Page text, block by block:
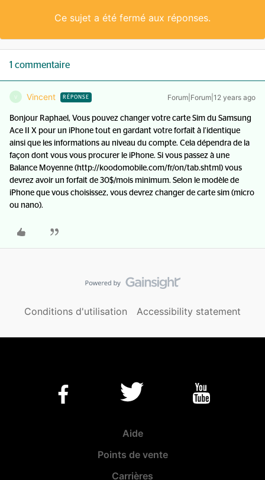
Ce sujet a été fermé aux réponses.
1 commentaire
V Vincent RÉPONSE Forum|Forum|12 years ago
Bonjour Raphael, Vous pouvez changer votre carte Sim du Samsung
Ace II X pour un iPhone tout en gardant votre forfait à l’identique
ainsi que les informations au niveau du compte. Cela dépendra de la
façon dont vous vous procurer le iPhone. Si vous passez à une
Balance Moyenne (http://koodomobile.com/fr/on/tab.shtml) vous
devrez avoir un forfait de 30$/mois minimum. Selon le modèle de
iPhone que vous choisissez, vous devrez changer de carte sim (micro
ou nano).
Conditions d'utilisation Accessibility statement
Aide
Points de vente
Carrières